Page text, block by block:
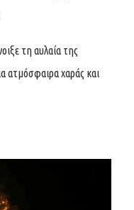
τη αυλαία της
ατμόσφαιρα χαράς και